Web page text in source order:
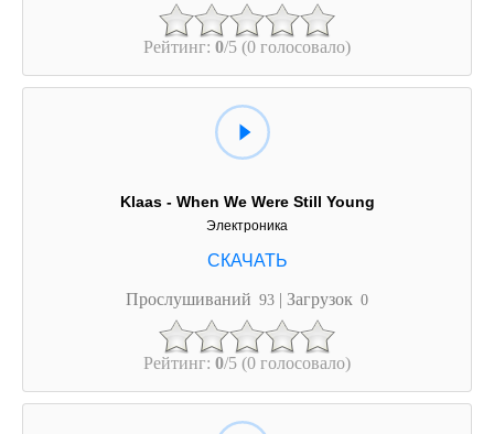
Рейтинг: 0/5 (0 голосовало)
Klaas - When We Were Still Young
Электроника
Прослушиваний 93 | Загрузок 0
Рейтинг: 0/5 (0 голосовало)